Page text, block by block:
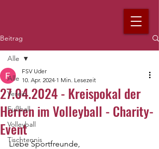
Beitrag
Alle
Verein
Fußball
Volleyball
Tischtennis
Alle
27.04.2024 - Kreispokal der
Herren im Volleyball - Charity-
Event
FSV Uder
10. Apr. 2024 1 Min. Lesezeit
Liebe Sportfreunde,